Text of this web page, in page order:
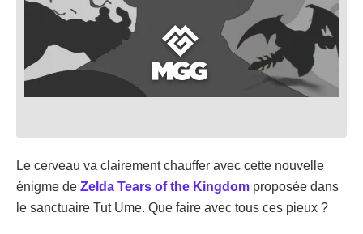
Le cerveau va clairement chauffer avec cette nouvelle
énigme de Zelda Tears of the Kingdom proposée dans
le sanctuaire Tut Ume. Que faire avec tous ces pieux ?